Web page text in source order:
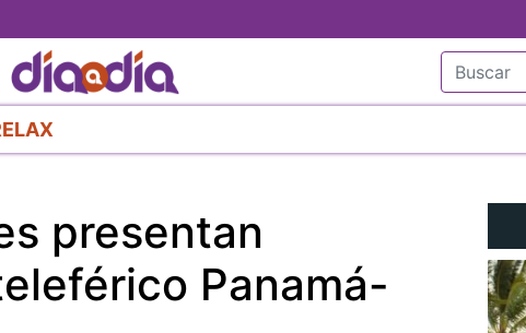
al
contenido
principal
presentan
Panamá-